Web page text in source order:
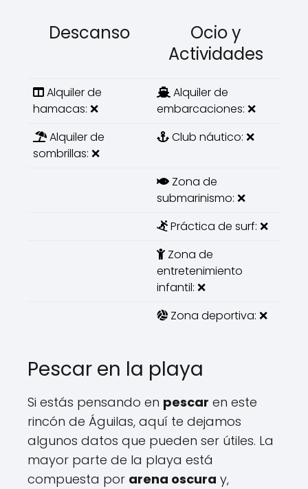
Descanso
Ocio y
Actividades
Alquiler de
hamacas: ❌
Alquiler de
embarcaciones: ❌
Alquiler de
sombrillas: ❌
Club náutico: ❌
Zona de
submarinismo: ❌
Práctica de surf: ❌
Zona de
entretenimiento
infantil: ❌
Zona deportiva: ❌
Pescar en la playa
Si estás pensando en pescar en este
rincón de Águilas, aquí te dejamos
algunos datos que pueden ser útiles. La
mayor parte de la playa está
compuesta por arena oscura y,